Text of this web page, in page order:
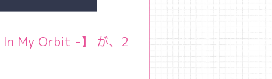
In My Orbit -】 が、2